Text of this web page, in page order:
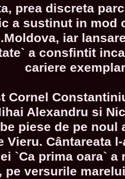
prea discreta
a sustinut in mod
iar
a consfintit
cariere
Cornel
Alexandru si
piese de pe noul
Vieru. Cântareata
`Ca prima oara` a
pe versurile